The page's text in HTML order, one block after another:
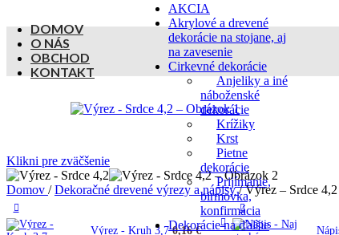
AKCIA
Akrylové a drevené
dekorácie na stojane, aj
na zavesenie
Cirkevné dekorácie
Anjeliky a iné
náboženské
dekorácie
Krížiky
Krst
Pietne
dekorácie
Prijímanie,
birmovka,
konfirmácia
Dekorácie na ďalšie
DOMOV
O NÁS
OBCHOD
KONTAKT
Klikni pre zväčšenie
Domov / Dekoračné drevené výrezy a nápisy/ Výrez – Srdce 4,2
Výrez - Kruh 3,70,16€